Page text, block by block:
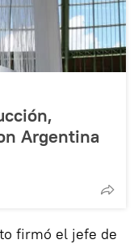
Argentina
firmó el jefe de